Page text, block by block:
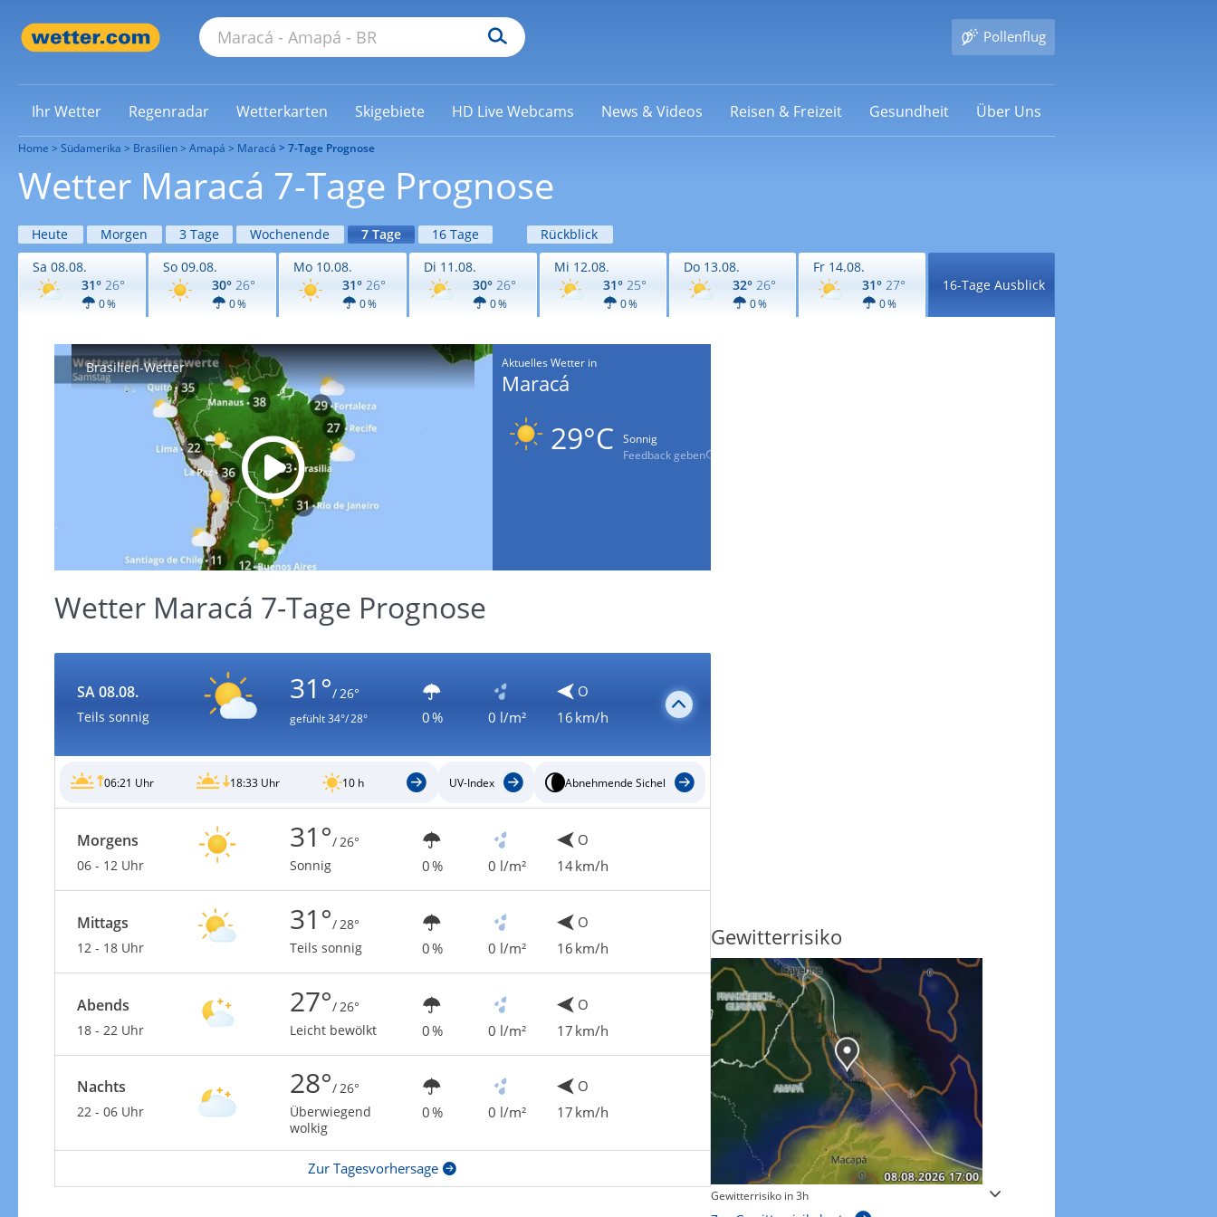
Pollenflug
Ihr Wetter Regenradar Wetterkarten Skigebiete HD Live Webcams News & Videos Reisen & Freizeit Gesundheit Über Uns
Home Südamerika Brasilien Amapá Maracá 7-Tage Prognose
Wetter Maracá 7-Tage Prognose
Heute Morgen 3 Tage Wochenende 7 Tage 16 Tage
Rückblick
Sa 08.08.
31° 26°
0 %
So 09.08.
30° 26°
0 %
Mo 10.08.
31° 26°
0 %
Di 11.08.
30° 26°
0 %
Mi 12.08.
31° 25°
0 %
Do 13.08.
32° 26°
0 %
Fr 14.08.
31° 27°
0 %
16-Tage Ausblick
Brasilien-Wetter Aktuelles Wetter in
Maracá
29°C
Sonnig
Feedback geben
Wetter Maracá 7-Tage Prognose
SA 08.08.
Teils sonnig
31°/ 26°
gefühlt34°/ 28° 0 % 0 l/m²
O
16 km/h
06:21 Uhr 18:33 Uhr 10 h UV-Index Abnehmende Sichel
Morgens
06 - 12 Uhr
31°/ 26°
Sonnig
0 % 0 l/m²
O
14 km/h
Mittags
12 - 18 Uhr
31°/ 28°
Teils sonnig
0 % 0 l/m²
O
16 km/h
Abends
18 - 22 Uhr
27°/ 26°
Leicht bewölkt
0 % 0 l/m²
O
17 km/h
Nachts
22 - 06 Uhr
28°/ 26°
Überwiegend
wolkig
0 % 0 l/m²
O
17 km/h
Zur Tagesvorhersage
Windgeschwindigkeiten Sonnenscheindauer Gewitterrisiko
Gewitterrisiko in 3h Windböen heute